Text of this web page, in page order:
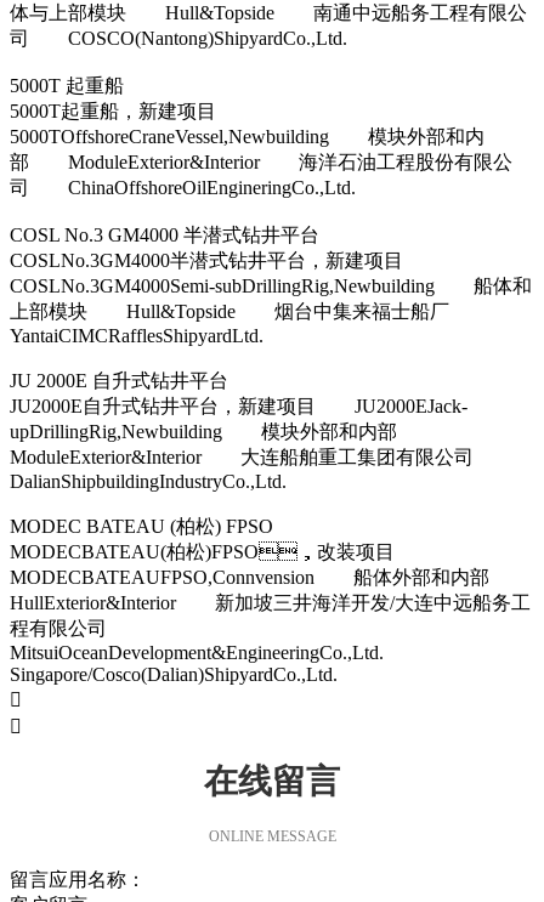
体与上部模块 Hull&Topside 南通中远船务工程有限公
司 COSCO(Nantong)ShipyardCo.,Ltd.
5000T 起重船
5000T起重船，新建项目
5000TOffshoreCraneVessel,Newbuilding 模块外部和内
部 ModuleExterior&Interior 海洋石油工程股份有限公
司 ChinaOffshoreOilEngineringCo.,Ltd.
COSL No.3 GM4000 半潜式钻井平台
COSLNo.3GM4000半潜式钻井平台，新建项目
COSLNo.3GM4000Semi-subDrillingRig,Newbuilding 船体和
上部模块 Hull&Topside 烟台中集来福士船厂
YantaiCIMCRafflesShipyardLtd.
JU 2000E 自升式钻井平台
JU2000E自升式钻井平台，新建项目 JU2000EJack-
upDrillingRig,Newbuilding 模块外部和内部
ModuleExterior&Interior 大连船舶重工集团有限公司
DalianShipbuildingIndustryCo.,Ltd.
MODEC BATEAU (柏松) FPSO
MODECBATEAU(柏松)FPSO，改装项目
MODECBATEAUFPSO,Connvension 船体外部和内部
HullExterior&Interior 新加坡三井海洋开发/大连中远船务工
程有限公司
MitsuiOceanDevelopment&EngineeringCo.,Ltd.
Singapore/Cosco(Dalian)ShipyardCo.,Ltd.


在线留言
ONLINE MESSAGE
留言应用名称：